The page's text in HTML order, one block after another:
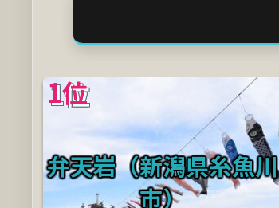
1位
弁天岩（新潟県糸魚川
市）